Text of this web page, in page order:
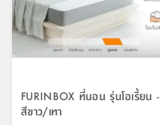
FURINBOX ที่นอน รุ่นโอเรี้ยน -
สีขาว/เทา